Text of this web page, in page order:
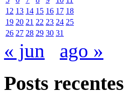
12 13 14 15 16 17 18
19 20 21 22 23 24 25
26 27 28 29 30 31
« jun ago »
Posts recentes